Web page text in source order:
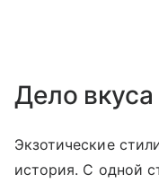
Дело вкуса
Экзотические
история. С одной